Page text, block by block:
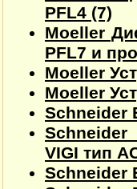
PFL4 (7)
Moeller
PFL7 и
Moeller
Moeller
Schneider
VIGI тип
Schneider